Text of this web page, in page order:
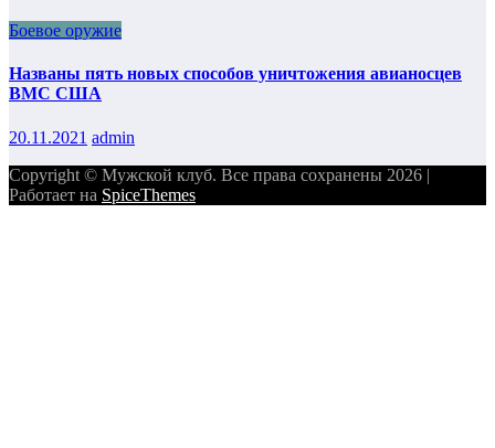
Боевое оружие
Названы пять новых способов уничтожения авианосцев
ВМС США
20.11.2021 admin
Copyright © Мужской клуб. Все права сохранены 2026 |
Работает на SpiceThemes